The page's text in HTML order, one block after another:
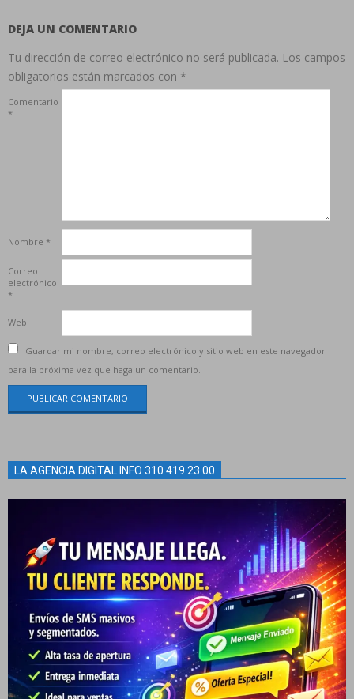
DEJA UN COMENTARIO
Tu dirección de correo electrónico no será publicada. Los campos
obligatorios están marcados con *
Comentario
*
Nombre *
Correo
electrónico
*
Web
Guardar mi nombre, correo electrónico y sitio web en este navegador
para la próxima vez que haga un comentario.
LA AGENCIA DIGITAL INFO 310 419 23 00